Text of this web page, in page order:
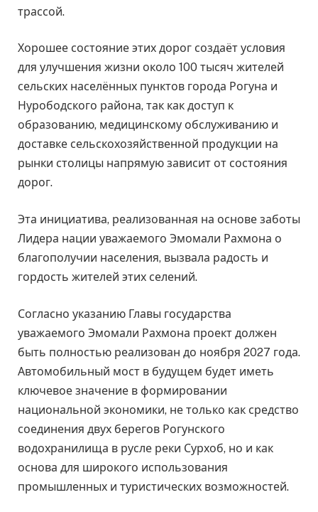
трассой.
Хорошее состояние этих дорог создаёт условия
для улучшения жизни около 100 тысяч жителей
сельских населённых пунктов города Рогуна и
Нурободского района, так как доступ к
образованию, медицинскому обслуживанию и
доставке сельскохозяйственной продукции на
рынки столицы напрямую зависит от состояния
дорог.
Эта инициатива, реализованная на основе заботы
Лидера нации уважаемого Эмомали Рахмона о
благополучии населения, вызвала радость и
гордость жителей этих селений.
Согласно указанию Главы государства
уважаемого Эмомали Рахмона проект должен
быть полностью реализован до ноября 2027 года.
Автомобильный мост в будущем будет иметь
ключевое значение в формировании
национальной экономики, не только как средство
соединения двух берегов Рогунского
водохранилища в русле реки Сурхоб, но и как
основа для широкого использования
промышленных и туристических возможностей.